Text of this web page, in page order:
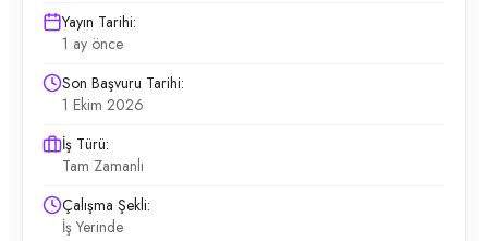
Yayın Tarihi:
1 ay önce
Son Başvuru Tarihi:
1 Ekim 2026
İş Türü:
Tam Zamanlı
Çalışma Şekli:
İş Yerinde